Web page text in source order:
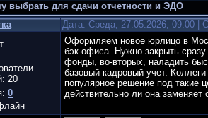
выбрать для сдачи отчетности и ЭДО
Дата: Среда, 27.05.2026, 09:00 |
20
0
Оформляем новое юрлицо в
бэк-офиса. Нужно закрыть
фонды, во-вторых, наладить
базовый кадровый учет.
популярное решение под такие
действительно ли она заменяет